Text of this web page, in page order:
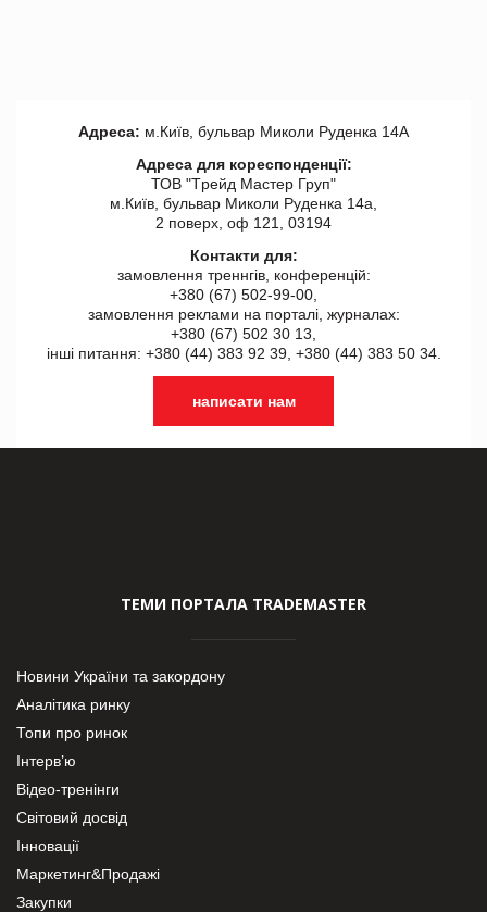
Адреса: м.Київ, бульвар Миколи Руденка 14А
Адреса для кореспонденції:
ТОВ "Tрейд Мастер Груп"
м.Київ, бульвар Миколи Руденка 14а,
2 поверх, оф 121, 03194
Контакти для:
замовлення треннгів, конференцій:
+380 (67) 502-99-00,
замовлення реклами на порталі, журналах:
+380 (67) 502 30 13,
інші питання: +380 (44) 383 92 39, +380 (44) 383 50 34.
написати нам
ТЕМИ ПОРТАЛА TRADEMASTER
Новини України та закордону
Аналітика ринку
Топи про ринок
Інтерв’ю
Відео-тренінги
Світовий досвід
Інновації
Маркетинг&Продажі
Закупки